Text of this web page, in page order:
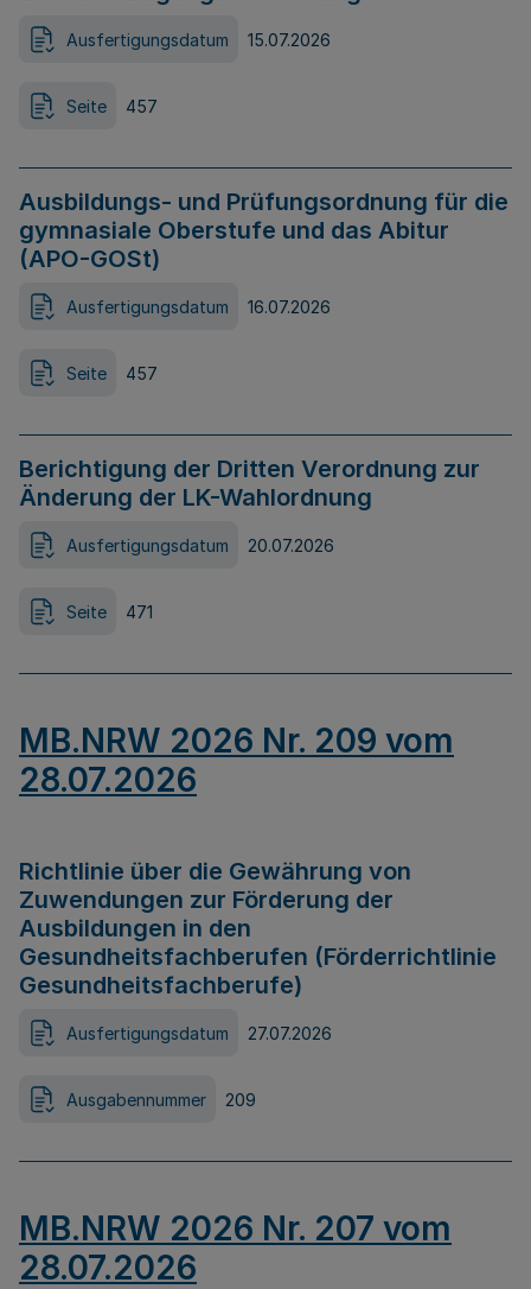
Ausfertigungsdatum 15.07.2026
Seite 457
Ausbildungs- und Prüfungsordnung für die
gymnasiale Oberstufe und das Abitur
(APO-GOSt)
Ausfertigungsdatum 16.07.2026
Seite 457
Berichtigung der Dritten Verordnung zur
Änderung der LK-Wahlordnung
Ausfertigungsdatum 20.07.2026
Seite 471
MB.NRW 2026 Nr. 209 vom
28.07.2026
Richtlinie über die Gewährung von
Zuwendungen zur Förderung der
Ausbildungen in den
Gesundheitsfachberufen (Förderrichtlinie
Gesundheitsfachberufe)
Ausfertigungsdatum 27.07.2026
Ausgabennummer 209
MB.NRW 2026 Nr. 207 vom
28.07.2026